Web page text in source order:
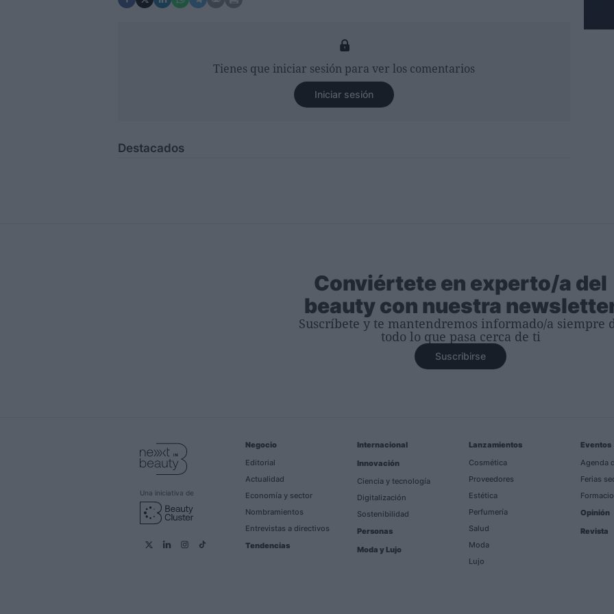
Tienes que iniciar sesión para ver los comentarios
Iniciar sesión
Destacados
Conviértete en experto/a del
beauty con nuestra
Suscríbete y te mantendremos informado/a siempre
todo lo que pasa cerca de ti
Suscribirse
Una iniciativa de
Negocio
Editorial
Actualidad
Economía y sector
Nombramientos
Entrevistas a directivos
Tendencias
Internacional
Innovación
Ciencia y tecnología
Digitalización
Sostenibilidad
Personas
Moda y Lujo
Lanzamientos
Cosmética
Proveedores
Estética
Perfumería
Salud
Moda
Lujo
Eventos
Agenda
Ferias
Opinión
Revista